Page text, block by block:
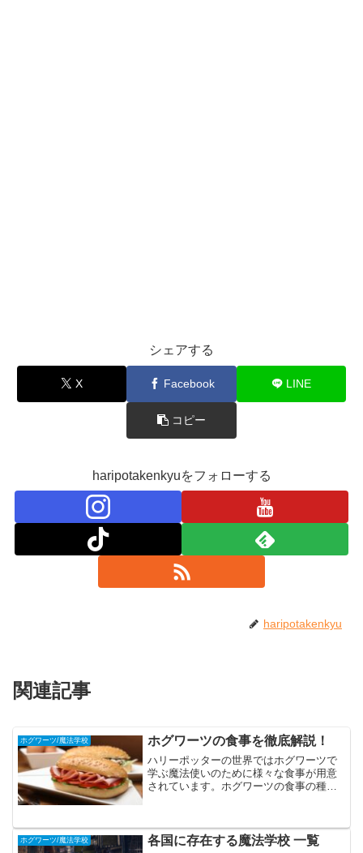
シェアする
X Facebook LINE
コピー
haripotakenkyuをフォローする
haripotakenkyu
関連記事
ホグワーツ/魔法学校 ホグワーツの食事を徹底解説！
ハリーポッターの世界ではホグワーツで
学ぶ魔法使いのために様々な食事が用意
されています。ホグワーツの食事の種
を彩るグルメについて解説します。
ホグワーツ/魔法学校 各国に存在する魔法学校 一覧